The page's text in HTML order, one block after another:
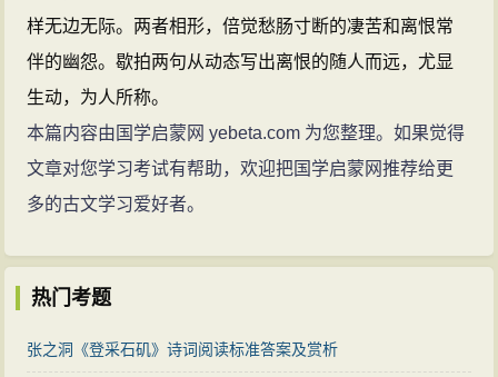
样无边无际。两者相形，倍觉愁肠寸断的凄苦和离恨常
伴的幽怨。歇拍两句从动态写出离恨的随人而远，尤显
生动，为人所称。
本篇内容由国学启蒙网 yebeta.com 为您整理。如果觉得
文章对您学习考试有帮助，欢迎把国学启蒙网推荐给更
多的古文学习爱好者。
热门考题
张之洞《登采石矶》诗词阅读标准答案及赏析